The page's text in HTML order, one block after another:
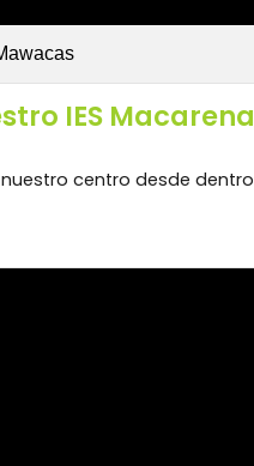
IES Macarena
centro desde dentro